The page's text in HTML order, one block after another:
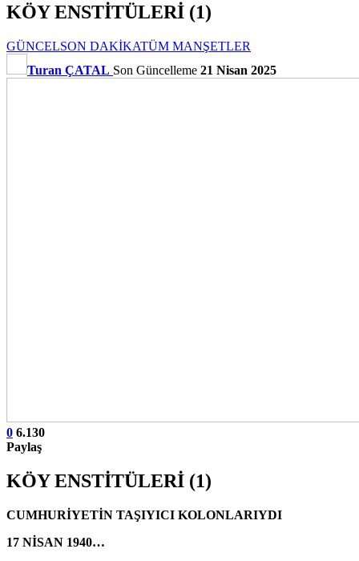
KÖY ENSTİTÜLERİ (1)
GÜNCELSON DAKİKATÜM MANŞETLER
Turan ÇATAL Son Güncelleme 21 Nisan 2025
0 6.130
Paylaş
KÖY ENSTİTÜLERİ (1)
CUMHURİYETİN TAŞIYICI KOLONLARIYDI
17 NİSAN 1940…